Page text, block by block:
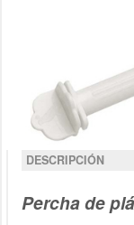
DESCRIPCIÓN
Percha de